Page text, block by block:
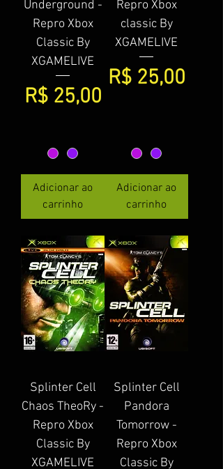
Underground -
Repro Xbox
Classic By
XGAMELIVE
Preço
R$ 25,00
Adicionar ao
carrinho
Repro Xbox
classic By
XGAMELIVE
Preço
R$ 25,00
Adicionar ao
carrinho
Splinter Cell
Chaos TheoRy -
Repro Xbox
Classic By
XGAMELIVE
Splinter Cell
Pandora
Tomorrow -
Repro Xbox
Classic By